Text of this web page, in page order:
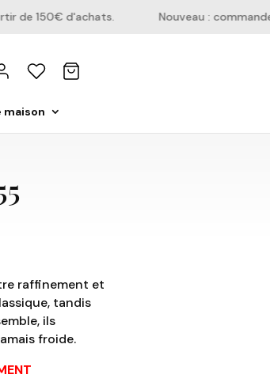
de 150€ d'achats. Nouveau :
maison
raffinement et
tandis
ils
froide.